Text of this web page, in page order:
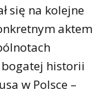
się na kolejne
aktem
historii
w Polsce –